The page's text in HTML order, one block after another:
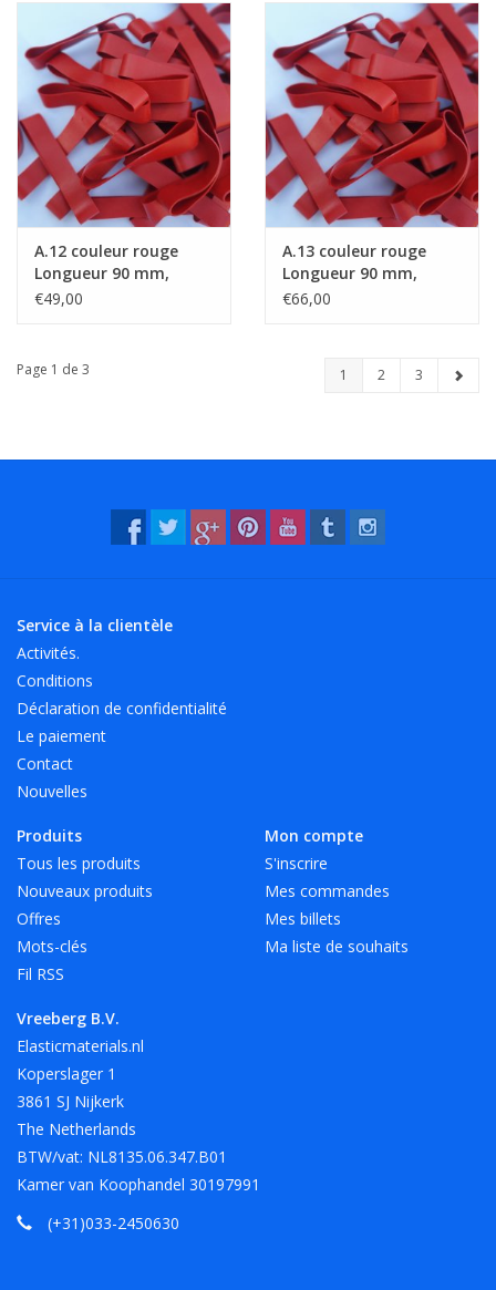
A.12 couleur rouge
Longueur 90 mm,
Largeur 10 mm
€49,00
A.13 couleur rouge
Longueur 90 mm,
Largeur 15 mm
€66,00
Page 1 de 3 1 2 3
Service à la clientèle
Activités.
Conditions
Déclaration de confidentialité
Le paiement
Contact
Nouvelles
Produits
Tous les produits
Nouveaux produits
Offres
Mots-clés
Fil RSS
Mon compte
S'inscrire
Mes commandes
Mes billets
Ma liste de souhaits
Vreeberg B.V.
Elasticmaterials.nl
Koperslager 1
3861 SJ Nijkerk
The Netherlands
BTW/vat: NL8135.06.347.B01
Kamer van Koophandel 30197991
(+31)033-2450630